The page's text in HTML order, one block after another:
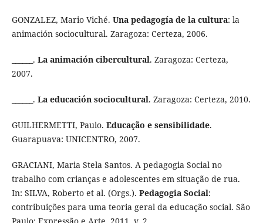
GONZALEZ, Mario Viché. Una pedagogía de la cultura: la
animación sociocultural. Zaragoza: Certeza, 2006.
______. La animación cibercultural. Zaragoza: Certeza,
2007.
______. La educación sociocultural. Zaragoza: Certeza, 2010.
GUILHERMETTI, Paulo. Educação e sensibilidade.
Guarapuava: UNICENTRO, 2007.
GRACIANI, Maria Stela Santos. A pedagogia Social no
trabalho com crianças e adolescentes em situação de rua.
In: SILVA, Roberto et al. (Orgs.). Pedagogia Social:
contribuições para uma teoria geral da educação social. São